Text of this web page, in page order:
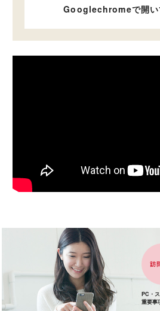
Googlechromeで開い
PC・
重要事